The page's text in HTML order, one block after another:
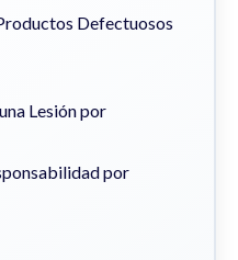
Defectuosos
Lesión por
por